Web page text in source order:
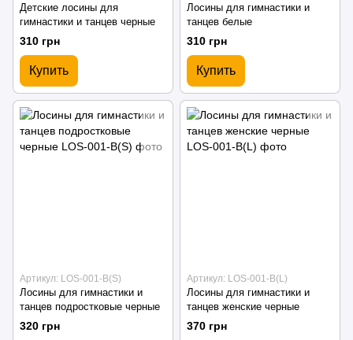
Детские лосины для
гимнастики и танцев черные
310 грн
Купить
Лосины для гимнастики и
танцев белые
310 грн
Купить
Артикул: LOS-001-B(S)
Лосины для гимнастики и
танцев подростковые черные
320 грн
Артикул: LOS-001-B(L)
Лосины для гимнастики и
танцев женские черные
370 грн